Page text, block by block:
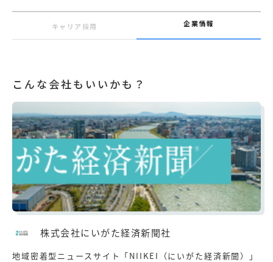
キャリア採用 企業情報
こんな会社もいいかも？
株式会社にいがた経済新聞社
地域密着型ニュースサイト「NIIKEI（にいがた経済新聞）」